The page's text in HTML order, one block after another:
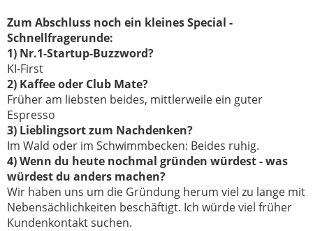
Zum Abschluss noch ein kleines Special -
Schnellfragerunde:
1) Nr.1-Startup-Buzzword?
KI-First
2) Kaffee oder Club Mate?
Früher am liebsten beides, mittlerweile ein guter
Espresso
3) Lieblingsort zum Nachdenken?
Im Wald oder im Schwimmbecken: Beides ruhig.
4) Wenn du heute nochmal gründen würdest - was
würdest du anders machen?
Wir haben uns um die Gründung herum viel zu lange mit
Nebensächlichkeiten beschäftigt. Ich würde viel früher
Kundenkontakt suchen.